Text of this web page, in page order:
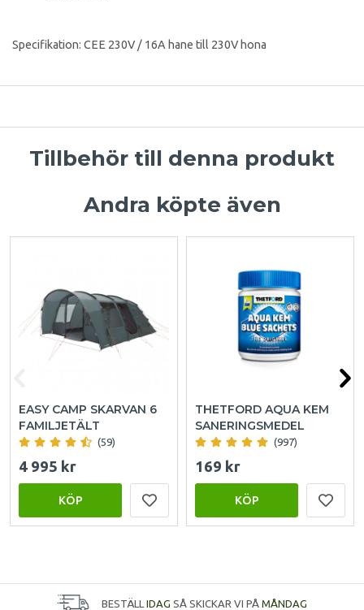
Specifikation: CEE 230V / 16A hane till 230V hona
Tillbehör till denna produkt
Andra köpte även
EASY CAMP SKARVAN 6
FAMILJETÄLT
(59)
4 995 kr
KÖP
THETFORD AQUA KEM
SANERINGSMEDEL
(997)
169 kr
KÖP
BESTÄLL IDAG SÅ SKICKAR VI PÅ MÅNDAG